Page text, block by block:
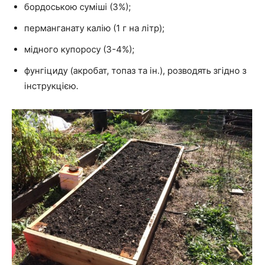
бордоською суміші (3%);
перманганату калію (1 г на літр);
мідного купоросу (3-4%);
фунгіциду (акробат, топаз та ін.), розводять згідно з
інструкцією.